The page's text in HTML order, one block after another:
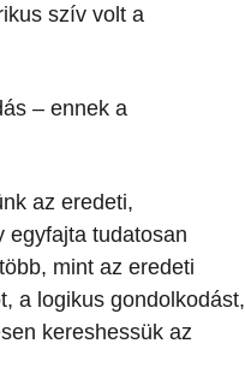
szív volt a
– ennek a
az eredeti,
egyfajta tudatosan
mint az eredeti
a logikus gondolkodást,
kereshessük az